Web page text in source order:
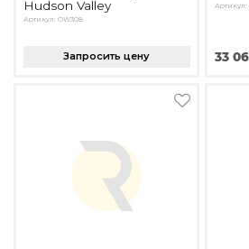
Hudson Valley
Артикул: OW308
Запросить цену
Артикул:
33